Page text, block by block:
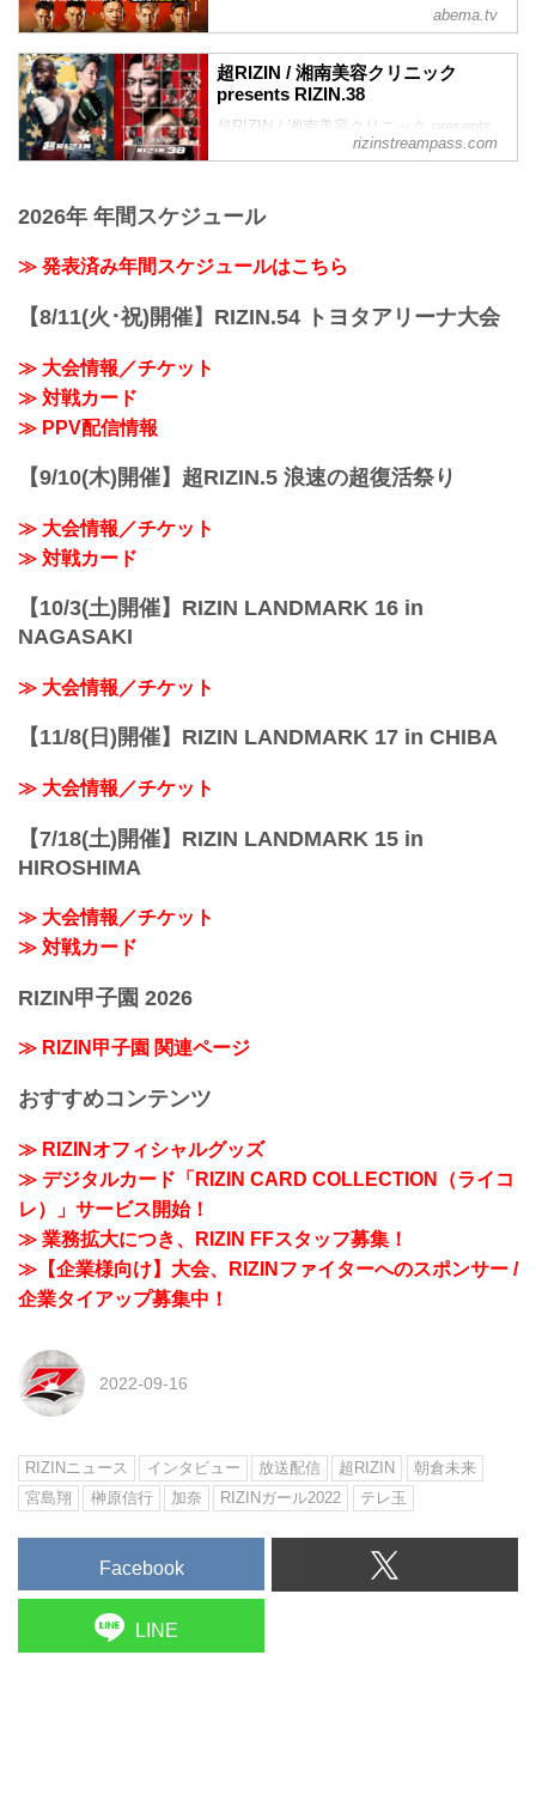
※RIZIN.38は超RIZIN終了後、1時間の休
憩を挟んで開始いたします。尚15:00開始
予定ですが、イベントの進行により前後
する場合がございます。予めご了承くだ
終了予定時間
※試合内容、イベント進行によって終了
す。
試合前日までにPPVチケットをご購入く
ださ… 出演者は、フロイド・メイウェ…
abema.tv
超RIZIN / 湘南美容クリニック
presents RIZIN.38
超RIZIN / 湘南美容クリニック presents
RIZIN.38 イベント概要・チケット情報
rizinstreampass.com
2026年 年間スケジュール
≫ 発表済み年間スケジュールはこちら
【8/11(火･祝)開催】RIZIN.54 トヨタアリーナ大会
≫ 大会情報／チケット
≫ 対戦カード
≫ PPV配信情報
【9/10(木)開催】超RIZIN.5 浪速の超復活祭り
≫ 大会情報／チケット
≫ 対戦カード
【10/3(土)開催】RIZIN LANDMARK 16 in
NAGASAKI
≫ 大会情報／チケット
【11/8(日)開催】RIZIN LANDMARK 17 in CHIBA
≫ 大会情報／チケット
【7/18(土)開催】RIZIN LANDMARK 15 in
HIROSHIMA
≫ 大会情報／チケット
≫ 対戦カード
RIZIN甲子園 2026
≫ RIZIN甲子園 関連ページ
おすすめコンテンツ
≫ RIZINオフィシャルグッズ
≫ デジタルカード「RIZIN CARD COLLECTION（ライコ
レ）」サービス開始！
≫ 業務拡大につき、RIZIN FFスタッフ募集！
≫【企業様向け】大会、RIZINファイターへのスポンサー /
企業タイアップ募集中！
2022-09-16
RIZINニュース インタビュー 放送配信 超RIZIN
朝倉未来
宮島翔
榊原信行 加奈 RIZINガール2022 テレ玉
Facebook
LINE